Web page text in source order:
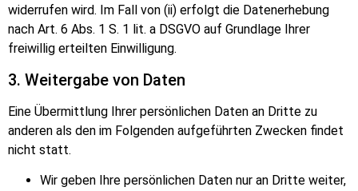
widerrufen wird. Im Fall von (ii) erfolgt die Datenerhebung
nach Art. 6 Abs. 1 S. 1 lit. a DSGVO auf Grundlage Ihrer
freiwillig erteilten Einwilligung.
3. Weitergabe von Daten
Eine Übermittlung Ihrer persönlichen Daten an Dritte zu
anderen als den im Folgenden aufgeführten Zwecken findet
nicht statt.
Wir geben Ihre persönlichen Daten nur an Dritte weiter,